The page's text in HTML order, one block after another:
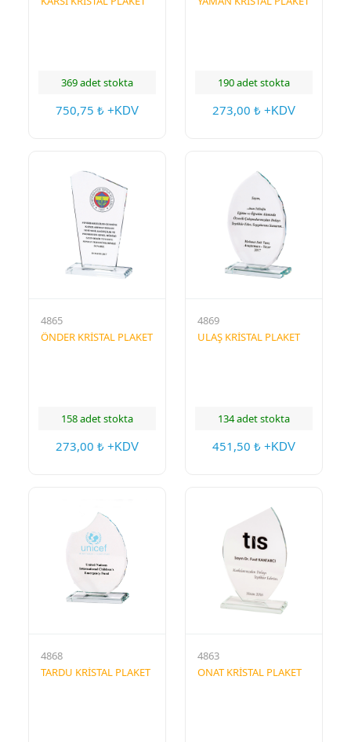
369 adet stokta
750,75 ₺ +KDV
190 adet stokta
273,00 ₺ +KDV
4865
ÖNDER KRİSTAL PLAKET
158 adet stokta
273,00 ₺ +KDV
4869
ULAŞ KRİSTAL PLAKET
134 adet stokta
451,50 ₺ +KDV
4868
TARDU KRİSTAL PLAKET
4863
ONAT KRİSTAL PLAKET